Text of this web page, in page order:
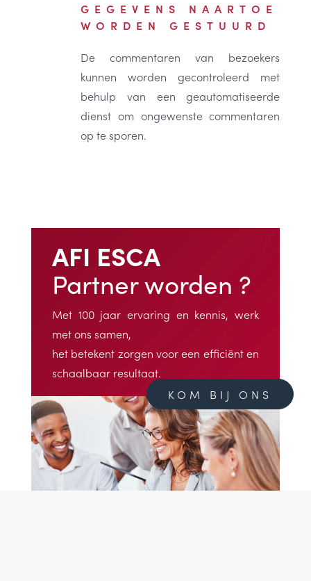
GEGEVENS NAARTOE
WORDEN GESTUURD
De commentaren van bezoekers
kunnen worden gecontroleerd met
behulp van een geautomatiseerde
dienst om ongewenste commentaren
op te sporen.
AFI ESCA
Partner worden ?
Met 100 jaar ervaring en kennis, werk
met ons samen,
het betekent zorgen voor een efficiënt en
schaalbaar resultaat.
KOM BIJ ONS